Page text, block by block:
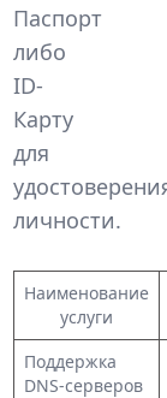
Паспорт
либо
ID-
Карту
для
личности.
Наименование
услуги
Поддержка
DNS-серверов